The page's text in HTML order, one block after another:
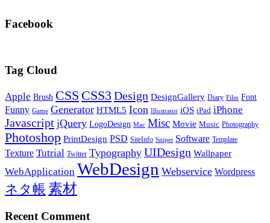
Facebook
Tag Cloud
Apple Brush CSS CSS3 Design DesignGallery Diary Film Font
Funny Game Generator HTML5 Icon Illustrator iOS iPad iPhone
Javascript jQuery LogoDesign Mac Misc Movie Music Photography
Photoshop PrintDesign PSD SiteInfo Snipet Software Template
Texture Tutrial Twitter Typography UIDesign Wallpaper
WebApplication WebDesign Webservice Wordpress
ネタ帳 素材
Recent Comment